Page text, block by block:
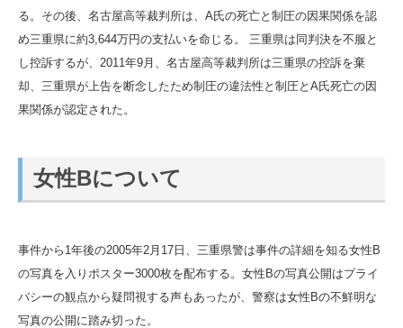
る。その後、名古屋高等裁判所は、A氏の死亡と制圧の因果関係を認
め三重県に約3,644万円の支払いを命じる。 三重県は同判決を不服と
し控訴するが、2011年9月、名古屋高等裁判所は三重県の控訴を棄
却、三重県が上告を断念したため制圧の違法性と制圧とA氏死亡の因
果関係が認定された。
女性Bについて
事件から1年後の2005年2月17日、三重県警は事件の詳細を知る女性B
の写真を入りポスター3000枚を配布する。女性Bの写真公開はプライ
バシーの観点から疑問視する声もあったが、警察は女性Bの不鮮明な
写真の公開に踏み切った。